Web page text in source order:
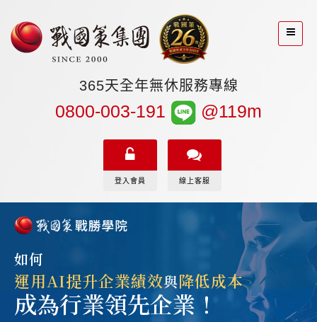
365天全年無休服務專線
0800-003-191 @119m
登入會員 線上客服
如何
運用AI提升企業績效與降低成本
成為行業領先企業！